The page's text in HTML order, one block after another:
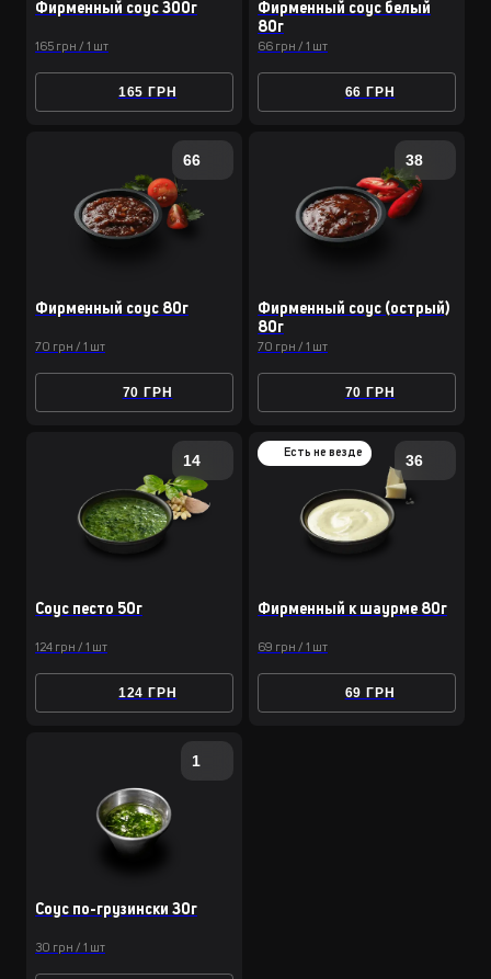
Фирменный соус 300г
165 грн / 1 шт
165 ГРН
Фирменный соус белый
80г
66 грн / 1 шт
66 ГРН
66
Фирменный соус 80г
70 грн / 1 шт
70 ГРН
38
Фирменный соус (острый)
80г
70 грн / 1 шт
70 ГРН
14
Соус песто 50г
124 грн / 1 шт
124 ГРН
36
Фирменный к шаурме 80г
69 грн / 1 шт
69 ГРН
Есть не везде
1
Соус по-грузински 30г
30 грн / 1 шт